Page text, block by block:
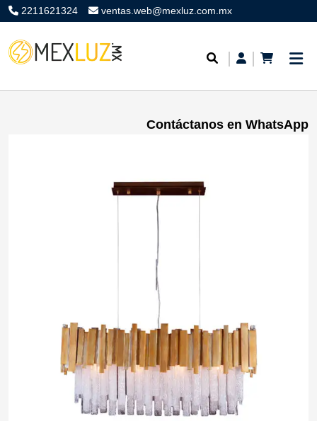
2211621324 ventas.web@mexluz.com.mx
Contáctanos en WhatsApp